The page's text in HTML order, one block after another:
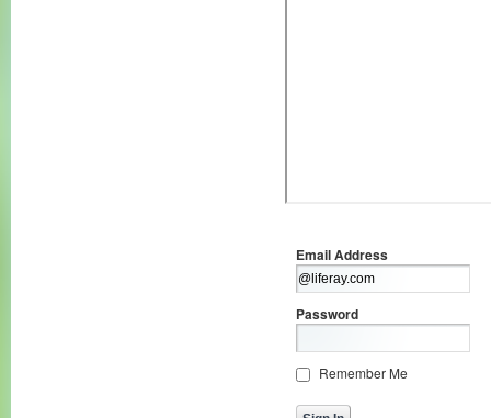
Email Address
Password
Remember Me